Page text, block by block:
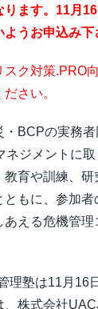
ます。11月
うお申込み下
ク対策.PRO
さい。
・BCPの実務
ネジメントに
教育や訓練、
もに、参加
あえる危機管
理塾は11月16
、株式会社